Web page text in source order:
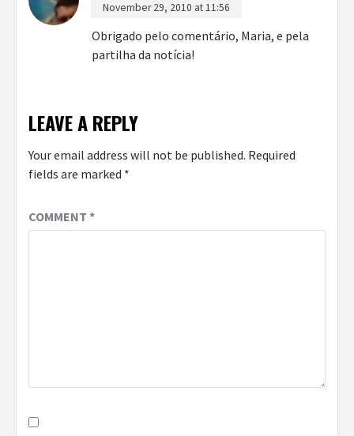
November 29, 2010 at 11:56
Obrigado pelo comentário, Maria, e pela
partilha da notícia!
LEAVE A REPLY
Your email address will not be published. Required
fields are marked *
COMMENT *